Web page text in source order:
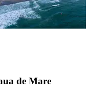
de Mare